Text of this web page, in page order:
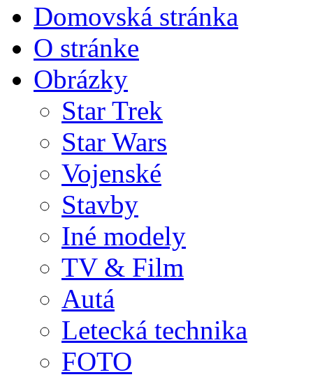
Domovská stránka
O stránke
Obrázky
Star Trek
Star Wars
Vojenské
Stavby
Iné modely
TV & Film
Autá
Letecká technika
FOTO